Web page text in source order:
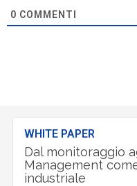
0 COMMENTI
WHITE PAPER
Dal monitoraggio
Management
industriale